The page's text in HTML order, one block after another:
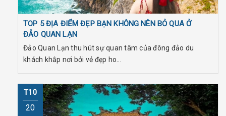
TOP 5 ĐỊA ĐIỂM ĐẸP BẠN KHÔNG NÊN BỎ QUA Ở
ĐẢO QUAN LẠN
Đảo Quan Lạn thu hút sự quan tâm của đông đảo du
khách khắp nơi bởi vẻ đẹp ho...
T10
20